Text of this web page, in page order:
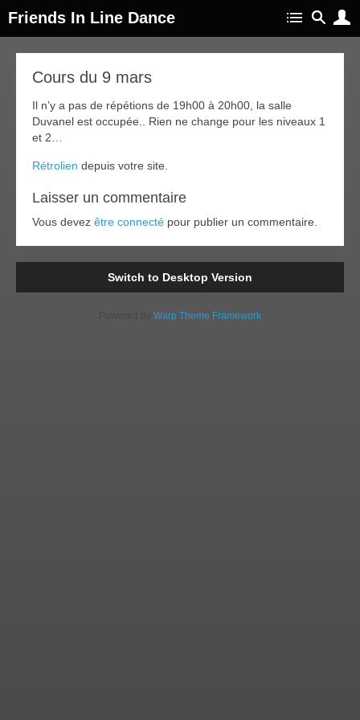
Friends In Line Dance
Cours du 9 mars
Il n’y a pas de répétions de 19h00 à 20h00, la salle
Duvanel est occupée.. Rien ne change pour les niveaux 1
et 2…
Rétrolien depuis votre site.
Laisser un commentaire
Vous devez être connecté pour publier un commentaire.
Switch to Desktop Version
Warp Theme Framework